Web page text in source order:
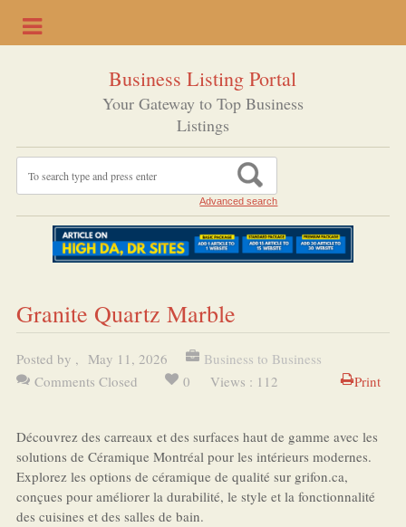
Business Listing Portal
Your Gateway to Top Business
Listings
Advanced search
Granite Quartz Marble
Posted by , May 11, 2026
Business to Business
Comments Closed
0 Views : 112 Print
Découvrez des carreaux et des surfaces haut de gamme avec les
solutions de Céramique Montréal pour les intérieurs modernes.
Explorez les options de céramique de qualité sur grifon.ca,
conçues pour améliorer la durabilité, le style et la fonctionnalité
des cuisines et des salles de bain.